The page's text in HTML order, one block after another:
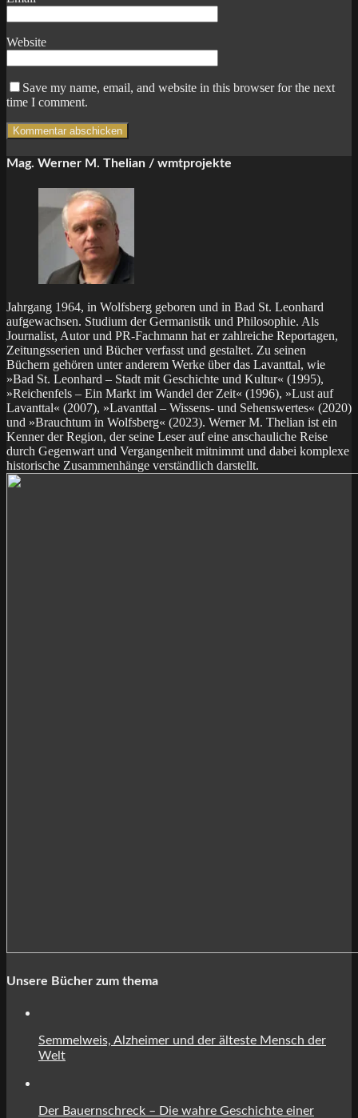
Website
Save my name, email, and website in this browser for the next
time I comment.
Mag. Werner M. Thelian / wmtprojekte
Jahrgang 1964, in Wolfsberg geboren und in Bad St. Leonhard
aufgewachsen. Studium der Germanistik und Philosophie. Als
Journalist, Autor und PR-Fachmann hat er zahlreiche Reportagen,
Zeitungsserien und Bücher verfasst und gestaltet. Zu seinen
Büchern gehören unter anderem Werke über das Lavanttal, wie
»Bad St. Leonhard – Stadt mit Geschichte und Kultur« (1995),
»Reichenfels – Ein Markt im Wandel der Zeit« (1996), »Lust auf
Lavanttal« (2007), »Lavanttal – Wissens- und Sehenswertes« (2020)
und »Brauchtum in Wolfsberg« (2023). Werner M. Thelian ist ein
Kenner der Region, der seine Leser auf eine anschauliche Reise
durch Gegenwart und Vergangenheit mitnimmt und dabei komplexe
historische Zusammenhänge verständlich darstellt.
Unsere Bücher zum thema
Semmelweis, Alzheimer und der älteste Mensch der
Welt
Der Bauernschreck – Die wahre Geschichte einer